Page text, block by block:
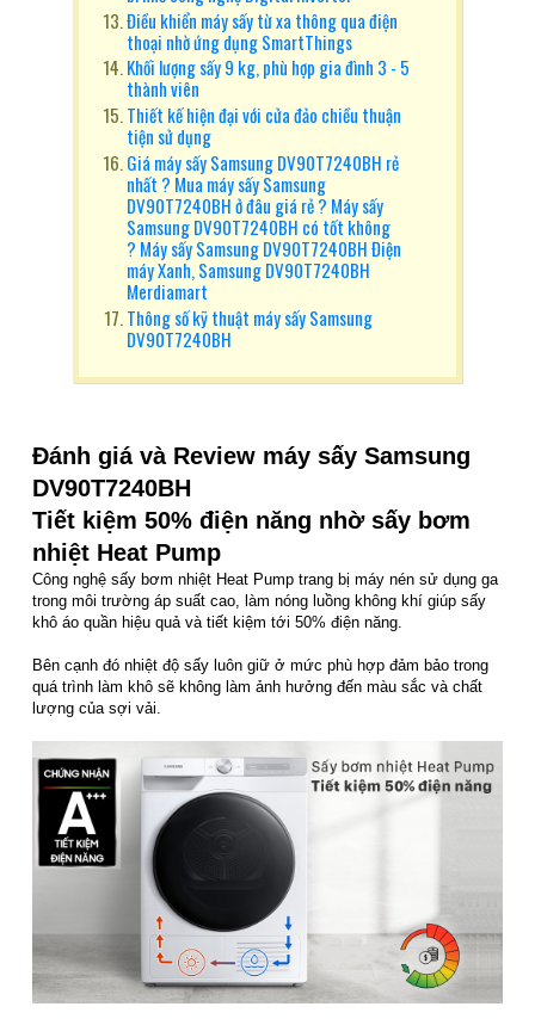
Điều khiển máy sấy từ xa thông qua điện
thoại nhờ ứng dụng SmartThings
Khối lượng sấy 9 kg, phù hợp gia đình 3 - 5
thành viên
Thiết kế hiện đại với cửa đảo chiều thuận
tiện sử dụng
Giá máy sấy Samsung DV90T7240BH rẻ
nhất ? Mua máy sấy Samsung
DV90T7240BH ở đâu giá rẻ ? Máy sấy
Samsung DV90T7240BH có tốt không
? Máy sấy Samsung DV90T7240BH Điện
máy Xanh, Samsung DV90T7240BH
Merdiamart
Thông số kỹ thuật máy sấy Samsung
DV90T7240BH
Đánh giá và Review máy sấy Samsung
DV90T7240BH
Tiết kiệm 50% điện năng nhờ sấy bơm
nhiệt Heat Pump
Công nghệ sấy bơm nhiệt Heat Pump trang bị máy nén sử dụng ga
trong môi trường áp suất cao, làm nóng luồng không khí giúp sấy
khô áo quần hiệu quả và tiết kiệm tới 50% điện năng.
Bên cạnh đó nhiệt độ sấy luôn giữ ở mức phù hợp đảm bảo trong
quá trình làm khô sẽ không làm ảnh hưởng đến màu sắc và chất
lượng của sợi vải.